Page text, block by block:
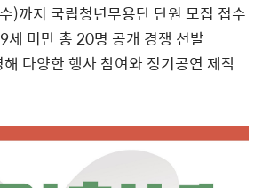
수)까지 국립청년무용단 단원 모집 접수
세 미만 총 20명 공개 경쟁 선발
다양한 행사 참여와 정기공연 제작